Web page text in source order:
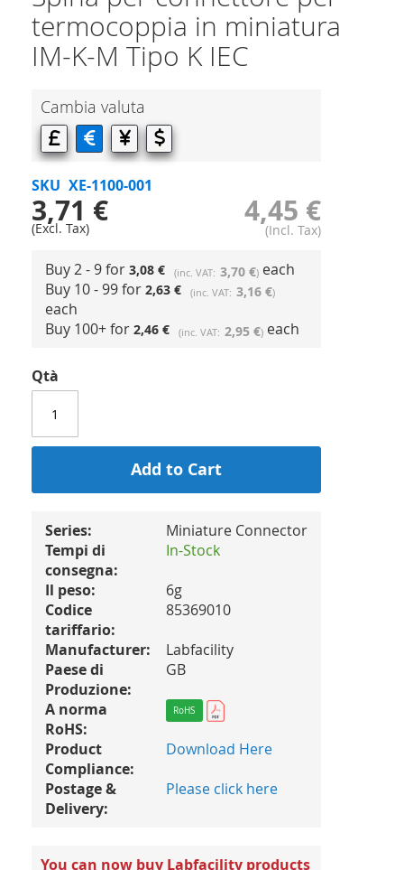
termocoppia in miniatura
IM-K-M Tipo K IEC
Cambia valuta
SKU XE-1100-001
4,45 €
3,71 €
Buy 2 - 9 for 3,70 €
3,08 €
each
Buy 10 - 99 for
3,16 €
2,63 €
each
Buy 100+ for
2,95 €
2,46 € each
Qtà
Add to Cart
Series:
Miniature Connector
Tempi di
consegna:
In-Stock
Il peso:
6g
Codice
tariffario:
85369010
Manufacturer:
Labfacility
Paese di
Produzione:
GB
A norma
RoHS:
RoHS
Product
Compliance:
Download Here
Postage &
Delivery:
Please click here
You can now buy Labfacility products